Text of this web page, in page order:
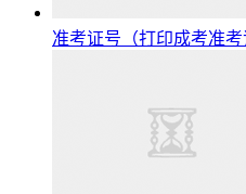
准考证号（打印成考准考